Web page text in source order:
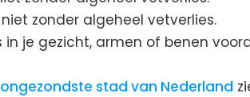
zonder algeheel vetverlies.
je gezicht, armen of benen
stad van Nederland